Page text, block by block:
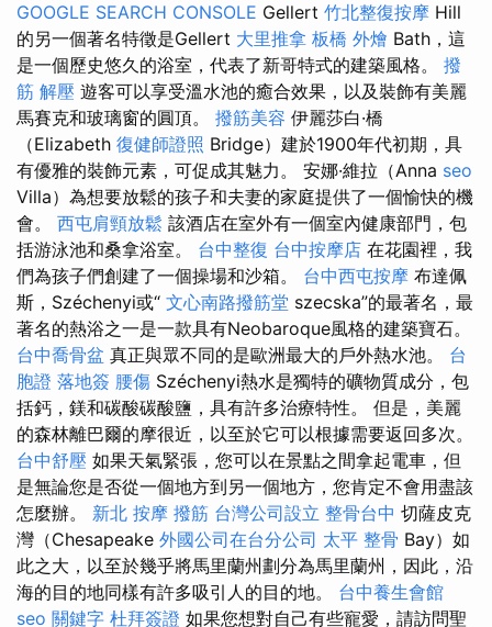
GOOGLE SEARCH CONSOLE Gellert 竹北整復按摩 Hill
的另一個著名特徵是Gellert 大里推拿 板橋 外燴 Bath，這
是一個歷史悠久的浴室，代表了新哥特式的建築風格。 撥
筋 解壓 遊客可以享受溫水池的癒合效果，以及裝飾有美麗
馬賽克和玻璃窗的圓頂。 撥筋美容 伊麗莎白·橋
（Elizabeth 復健師證照 Bridge）建於1900年代初期，具
有優雅的裝飾元素，可促成其魅力。 安娜·維拉（Anna seo
Villa）為想要放鬆的孩子和夫妻的家庭提供了一個愉快的機
會。 西屯肩頸放鬆 該酒店在室外有一個室內健康部門，包
括游泳池和桑拿浴室。 台中整復 台中按摩店 在花園裡，我
們為孩子們創建了一個操場和沙箱。 台中西屯按摩 布達佩
斯，Széchenyi或“ 文心南路撥筋堂 szecska”的最著名，最
著名的熱浴之一是一款具有Neobaroque風格的建築寶石。
台中喬骨盆 真正與眾不同的是歐洲最大的戶外熱水池。 台
胞證 落地簽 腰傷 Széchenyi熱水是獨特的礦物質成分，包
括鈣，鎂和碳酸碳酸鹽，具有許多治療特性。 但是，美麗
的森林離巴爾的摩很近，以至於它可以根據需要返回多次。
台中舒壓 如果天氣緊張，您可以在景點之間拿起電車，但
是無論您是否從一個地方到另一個地方，您肯定不會用盡該
怎麼辦。 新北 按摩 撥筋 台灣公司設立 整骨台中 切薩皮克
灣（Chesapeake 外國公司在台分公司 太平 整骨 Bay）如
此之大，以至於幾乎將馬里蘭州劃分為馬里蘭州，因此，沿
海的目的地同樣有許多吸引人的目的地。 台中養生會館
seo 關鍵字 杜拜簽證 如果您想對自己有些寵愛，請訪問聖